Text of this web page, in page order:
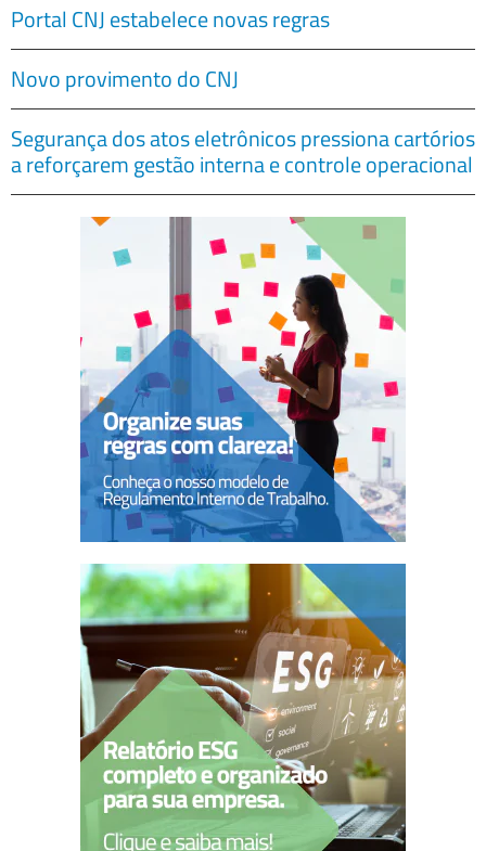
Portal CNJ estabelece novas regras
Novo provimento do CNJ
Segurança dos atos eletrônicos pressiona cartórios
a reforçarem gestão interna e controle operacional